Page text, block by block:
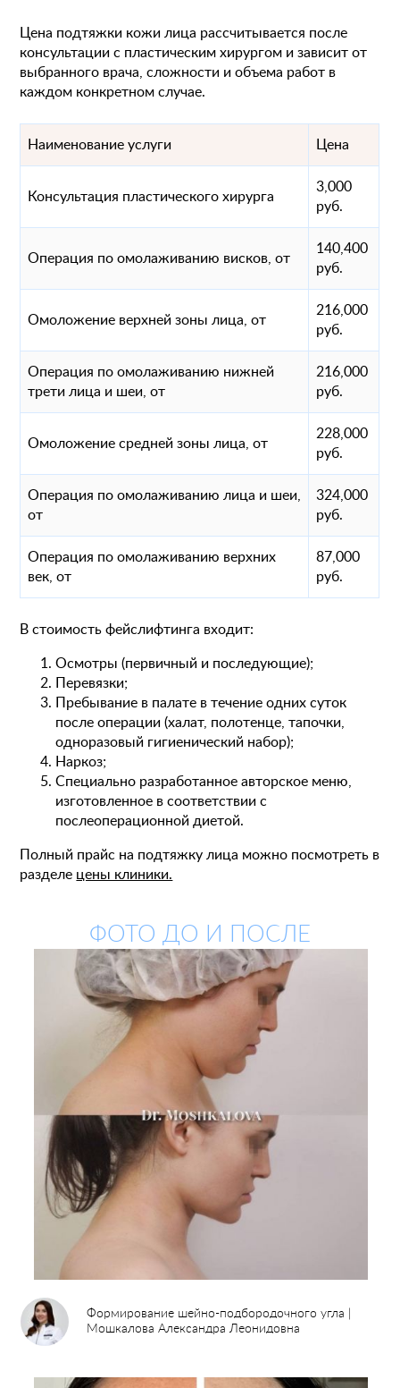
Цена подтяжки кожи лица рассчитывается после
консультации с пластическим хирургом и зависит от
выбранного врача, сложности и объема работ в
каждом конкретном случае.
Наименование услуги Цена
Консультация пластического хирурга
3,000
руб.
Операция по омолаживанию висков, от
140,400
руб.
Омоложение верхней зоны лица, от
216,000
руб.
Операция по омолаживанию нижней
трети лица и шеи, от
216,000
руб.
Омоложение средней зоны лица, от
228,000
руб.
Операция по омолаживанию лица и шеи,
от
324,000
руб.
Операция по омолаживанию верхних
век, от
87,000
руб.
В стоимость фейслифтинга входит:
Осмотры (первичный и последующие);
Перевязки;
Пребывание в палате в течение одних суток
после операции (халат, полотенце, тапочки,
одноразовый гигиенический набор);
Наркоз;
Специально разработанное авторское меню,
изготовленное в соответствии с
послеоперационной диетой.
Полный прайс на подтяжку лица можно посмотреть в
разделе цены клиники.
ФОТО ДО И ПОСЛЕ
Формирование шейно-подбородочного угла |
Мошкалова Александра Леонидовна